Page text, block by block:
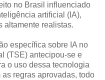
no Brasil influenciado
artificial (IA),
altamente realistas.
específica sobre IA no
(TSE) antecipou-se e
o uso dessa tecnologia
regras aprovadas, todo